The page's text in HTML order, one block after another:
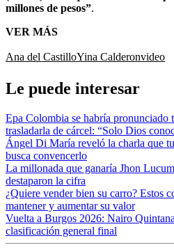
millones de pesos”.
VER MÁS
Ana del CastilloYina Calderonvideo
Le puede interesar
Epa Colombia se habría pronunciado
trasladarla de cárcel: “Solo Dios
Ángel Di María reveló la charla que
busca convencerlo
La millonada que ganaría Jhon
destaparon la cifra
¿Quiere vender bien su carro? Estos
mantener y aumentar su valor
Vuelta a Burgos 2026: Nairo
clasificación general final